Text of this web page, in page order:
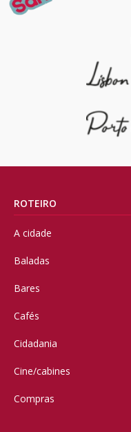
ROTEIRO
A cidade
Baladas
Bares
Cafés
Cidadania
Cine/cabines
Compras